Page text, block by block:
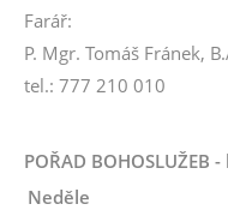
Farář:
P. Mgr. Tomáš Fránek,
tel.: 777 210 010
POŘAD
Neděle